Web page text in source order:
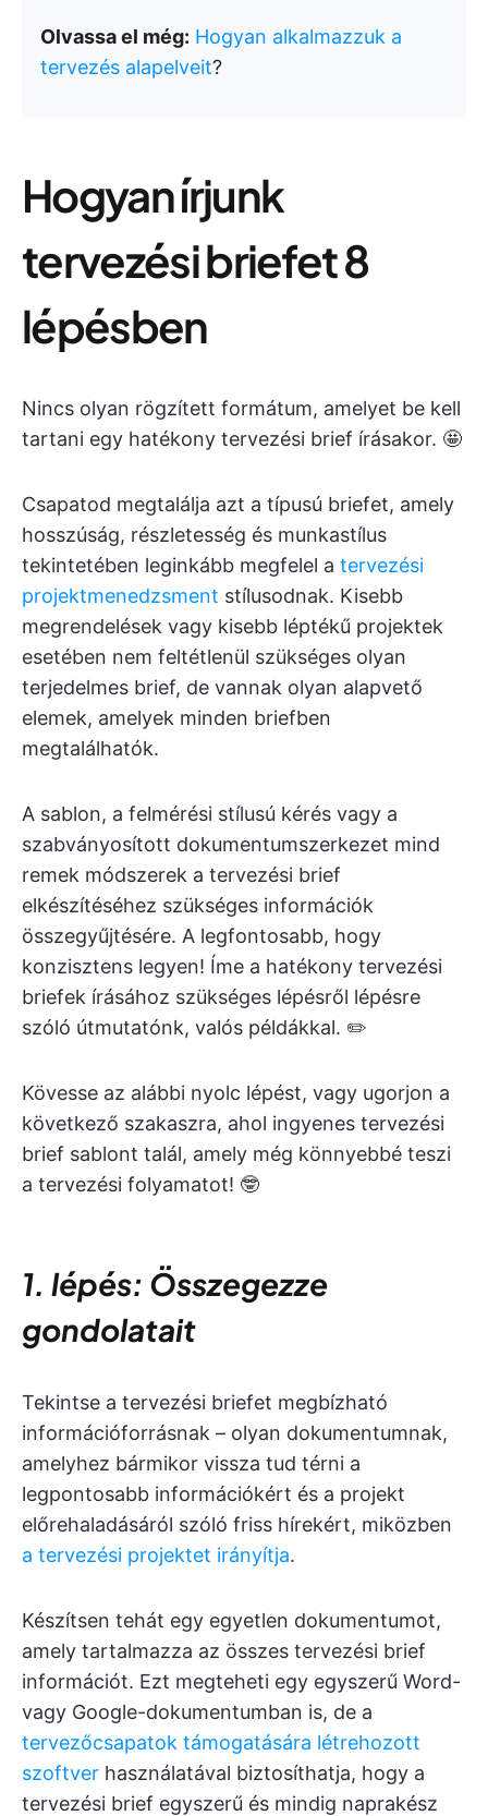
Olvassa el még: Hogyan alkalmazzuk a
tervezés alapelveit?
Hogyan írjunk
tervezési briefet 8
lépésben
Nincs olyan rögzített formátum, amelyet be kell
tartani egy hatékony tervezési brief írásakor. 🤩
Csapatod megtalálja azt a típusú briefet, amely
hosszúság, részletesség és munkastílus
tekintetében leginkább megfelel a tervezési
projektmenedzsment stílusodnak. Kisebb
megrendelések vagy kisebb léptékű projektek
esetében nem feltétlenül szükséges olyan
terjedelmes brief, de vannak olyan alapvető
elemek, amelyek minden briefben
megtalálhatók.
A sablon, a felmérési stílusú kérés vagy a
szabványosított dokumentumszerkezet mind
remek módszerek a tervezési brief
elkészítéséhez szükséges információk
összegyűjtésére. A legfontosabb, hogy
konzisztens legyen! Íme a hatékony tervezési
briefek írásához szükséges lépésről lépésre
szóló útmutatónk, valós példákkal. ✏️
Kövesse az alábbi nyolc lépést, vagy ugorjon a
következő szakaszra, ahol ingyenes tervezési
brief sablont talál, amely még könnyebbé teszi
a tervezési folyamatot! 🤓
1. lépés: Összegezze
gondolatait
Tekintse a tervezési briefet megbízható
információforrásnak – olyan dokumentumnak,
amelyhez bármikor vissza tud térni a
legpontosabb információkért és a projekt
előrehaladásáról szóló friss hírekért, miközben
a tervezési projektet irányítja.
Készítsen tehát egy egyetlen dokumentumot,
amely tartalmazza az összes tervezési brief
információt. Ezt megteheti egy egyszerű Word-
vagy Google-dokumentumban is, de a
tervezőcsapatok támogatására létrehozott
szoftver használatával biztosíthatja, hogy a
tervezési brief egyszerű és mindig naprakész